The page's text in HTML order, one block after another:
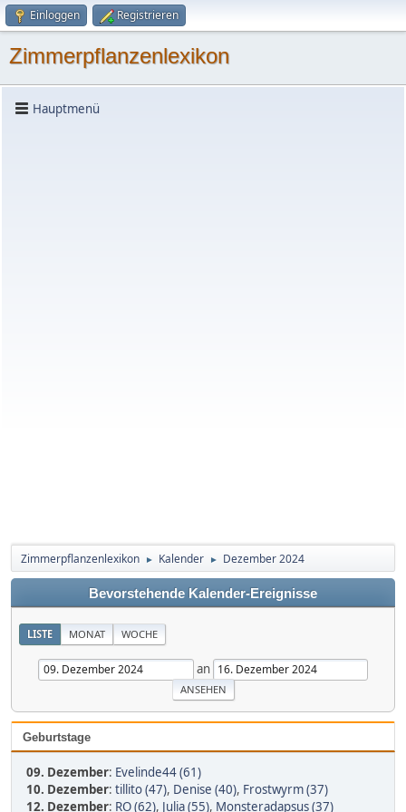
Einloggen Registrieren
Zimmerpflanzenlexikon
Hauptmenü
Zimmerpflanzenlexikon ► Kalender ► Dezember 2024
Bevorstehende Kalender-Ereignisse
LISTE MONAT WOCHE
an
Geburtstage
09. Dezember: Evelinde44 (61)
10. Dezember: tillito (47), Denise (40), Frostwyrm (37)
12. Dezember: RO (62), Julia (55), Monsteradapsus (37)